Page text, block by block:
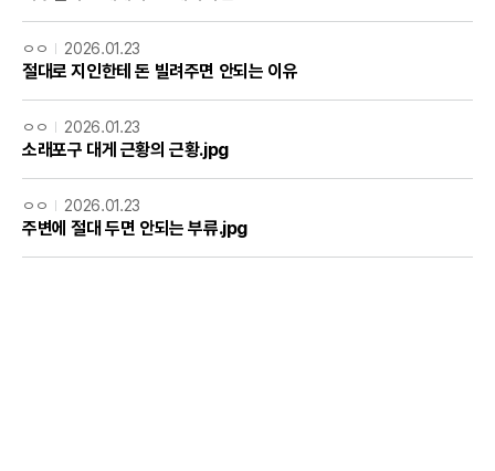
ㅇㅇ 2026.01.23
절대로 지인한테 돈 빌려주면 안되는 이유
ㅇㅇ 2026.01.23
소래포구 대게 근황의 근황.jpg
ㅇㅇ 2026.01.23
주변에 절대 두면 안되는 부류.jpg